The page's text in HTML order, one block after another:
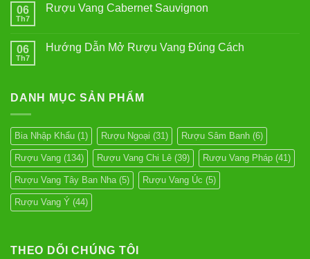
Pinot
Noir
luận
Bordeaux
Blend
06
Th7
Rượu Vang Cabernet Sauvignon
luận
Sauvignon
06
Th7
Hướng Dẫn Mở Rượu Vang Đúng Cách
Hướng
Rượu
Vang
Đúng
Cách
DANH MỤC SẢN PHẨM
Bia Nhập Khẩu (1) Rượu Ngoại (31) Rượu Sâm Banh (6)
Rượu Vang (134) Rượu Vang Chi Lê (39) Rượu Vang Pháp (41)
Rượu Vang Tây Ban Nha(5) Rượu Vang Úc (5)
Rượu Vang Ý (44)
THEO DÕI CHÚNG TÔI